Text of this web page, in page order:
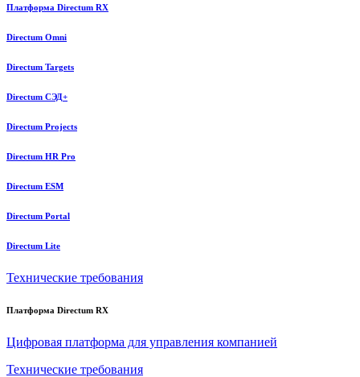
Платформа Directum RX
Directum Omni
Directum Targets
Directum СЭД+
Directum Projects
Directum HR Pro
Directum ESM
Directum Portal
Directum Lite
Технические требования
Платформа Directum RX
Цифровая платформа для управления компанией
Технические требования